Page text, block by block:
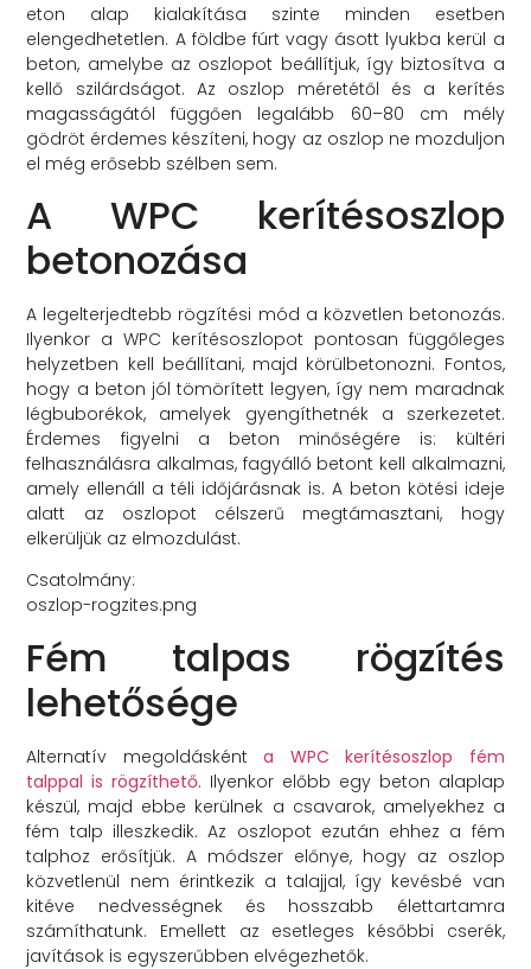
eton alap kialakítása szinte minden esetben
elengedhetetlen. A földbe fúrt vagy ásott lyukba kerül a
beton, amelybe az oszlopot beállítjuk, így biztosítva a
kellő szilárdságot. Az oszlop méretétől és a kerítés
magasságától függően legalább 60–80 cm mély
gödröt érdemes készíteni, hogy az oszlop ne mozduljon
el még erősebb szélben sem.
A WPC kerítésoszlop
betonozása
A legelterjedtebb rögzítési mód a közvetlen betonozás.
Ilyenkor a WPC kerítésoszlopot pontosan függőleges
helyzetben kell beállítani, majd körülbetonozni. Fontos,
hogy a beton jól tömörített legyen, így nem maradnak
légbuborékok, amelyek gyengíthetnék a szerkezetet.
Érdemes figyelni a beton minőségére is: kültéri
felhasználásra alkalmas, fagyálló betont kell alkalmazni,
amely ellenáll a téli időjárásnak is. A beton kötési ideje
alatt az oszlopot célszerű megtámasztani, hogy
elkerüljük az elmozdulást.
Csatolmány:
oszlop-rogzites.png
Fém talpas rögzítés
lehetősége
Alternatív megoldáskénta WPC kerítésoszlop fém
talppal is rögzíthető. Ilyenkor előbb egy beton alaplap
készül, majd ebbe kerülnek a csavarok, amelyekhez a
fém talp illeszkedik. Az oszlopot ezután ehhez a fém
talphoz erősítjük. A módszer előnye, hogy az oszlop
közvetlenül nem érintkezik a talajjal, így kevésbé van
kitéve nedvességnek és hosszabb élettartamra
számíthatunk. Emellett az esetleges későbbi cserék,
javítások is egyszerűbben elvégezhetők.